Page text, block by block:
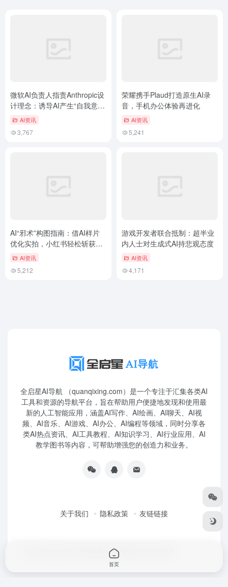
微软AI负责人指责Anthropic设
计理念：诱导AI产生“自我意
识”极其危险
AI资讯
3,767
荣耀携手Plaud打造原生AI录
音，手机办公体验再进化
AI资讯
5,241
AI“邪术”构图指南：借AI样片
优化实拍，小红书轻松斩获3
万+点赞
AI资讯
5,212
游戏开发者联合抵制：超半业
内人士对生成式AI持悲观态度
AI资讯
4,171
全启星AI导航 （quanqixing.com）是一个专注于汇集各类AI
工具和资源的导航平台，旨在帮助用户便捷地发现和使用最
新的人工智能应用，涵盖AI写作、AI绘画、AI聊天、AI视
频、AI音乐、AI游戏、AI办公、AI编程等领域，同时分享各
类AI热点资讯、AI工具教程、AI知识学习、AI行业应用、AI
教学图书等内容，可帮助增强您的创造力和业务。
关于我们 隐私政策 友链链接
全启星AI导航鲁ICP备2023010227号
首页